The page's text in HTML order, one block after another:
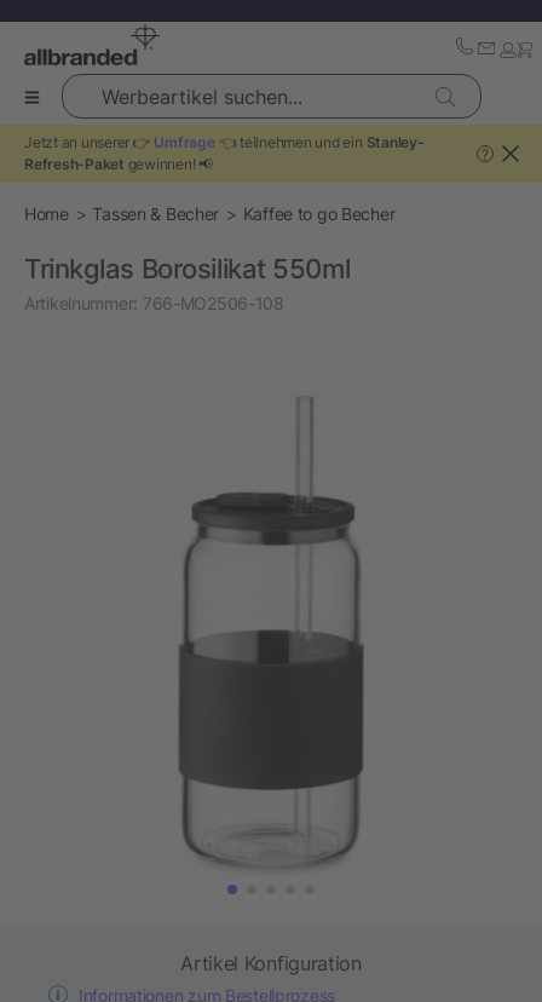
Werbeartikel suchen...
Jetzt an unserer 👉 Umfrage👈 teilnehmen und ein Stanley-
Refresh-Paket gewinnen! 📢
?
Home Tassen & Becher Kaffee to go Becher
Trinkglas Borosilikat 550ml
Artikelnummer: 766-MO2506-108
Artikel Konfiguration
Informationen zum Bestellprozess